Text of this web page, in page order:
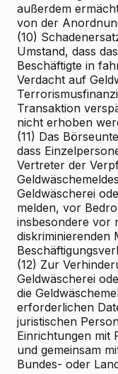
außerdem
von der
(10)
Umstand, dass
Beschäftigte in
Verdacht auf
Transaktion
nicht erhoben
(11) Das
dass
Vertreter der
Geldwäscherei
melden, vor
insbesondere vor
diskriminierenden
(12) Zur
Geldwäscherei
die
erforderlichen
juristischen
Einrichtungen mit
und gemeinsam
Bundes- oder